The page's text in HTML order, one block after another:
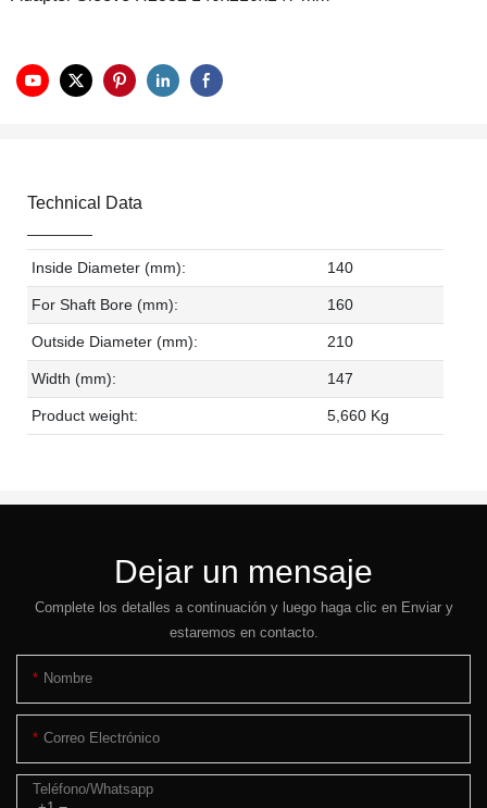
Technical Data
Inside Diameter (mm): 140
For Shaft Bore (mm): 160
Outside Diameter (mm): 210
Width (mm): 147
Product weight: 5,660 Kg
Dejar un mensaje
Complete los detalles a continuación y luego haga clic en Enviar y
estaremos en contacto.
Nombre
Correo Electrónico
Teléfono/whatsapp